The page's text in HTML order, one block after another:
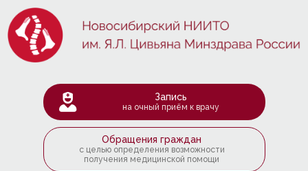
Запись
на очный приём к врачу
Обращения граждан
с целью определения возможности
получения медицинской помощи